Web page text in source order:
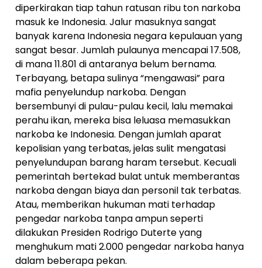
diperkirakan tiap tahun ratusan ribu ton narkoba
masuk ke Indonesia. Jalur masuknya sangat
banyak karena Indonesia negara kepulauan yang
sangat besar. Jumlah pulaunya mencapai 17.508,
di mana 11.801 di antaranya belum bernama.
Terbayang, betapa sulinya “mengawasi” para
mafia penyelundup narkoba. Dengan
bersembunyi di pulau-pulau kecil, lalu memakai
perahu ikan, mereka bisa leluasa memasukkan
narkoba ke Indonesia. Dengan jumlah aparat
kepolisian yang terbatas, jelas sulit mengatasi
penyelundupan barang haram tersebut. Kecuali
pemerintah bertekad bulat untuk memberantas
narkoba dengan biaya dan personil tak terbatas.
Atau, memberikan hukuman mati terhadap
pengedar narkoba tanpa ampun seperti
dilakukan Presiden Rodrigo Duterte yang
menghukum mati 2.000 pengedar narkoba hanya
dalam beberapa pekan.